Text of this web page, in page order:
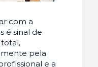
com a
é sinal de
pela
e a